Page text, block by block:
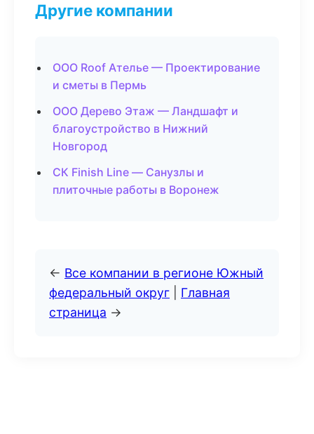
Другие компании
ООО Roof Ателье — Проектирование
и сметы в Пермь
ООО Дерево Этаж — Ландшафт и
благоустройство в Нижний
Новгород
СК Finish Line — Санузлы и
плиточные работы в Воронеж
← Все компании в регионе Южный
федеральный округ
Главная
страница →